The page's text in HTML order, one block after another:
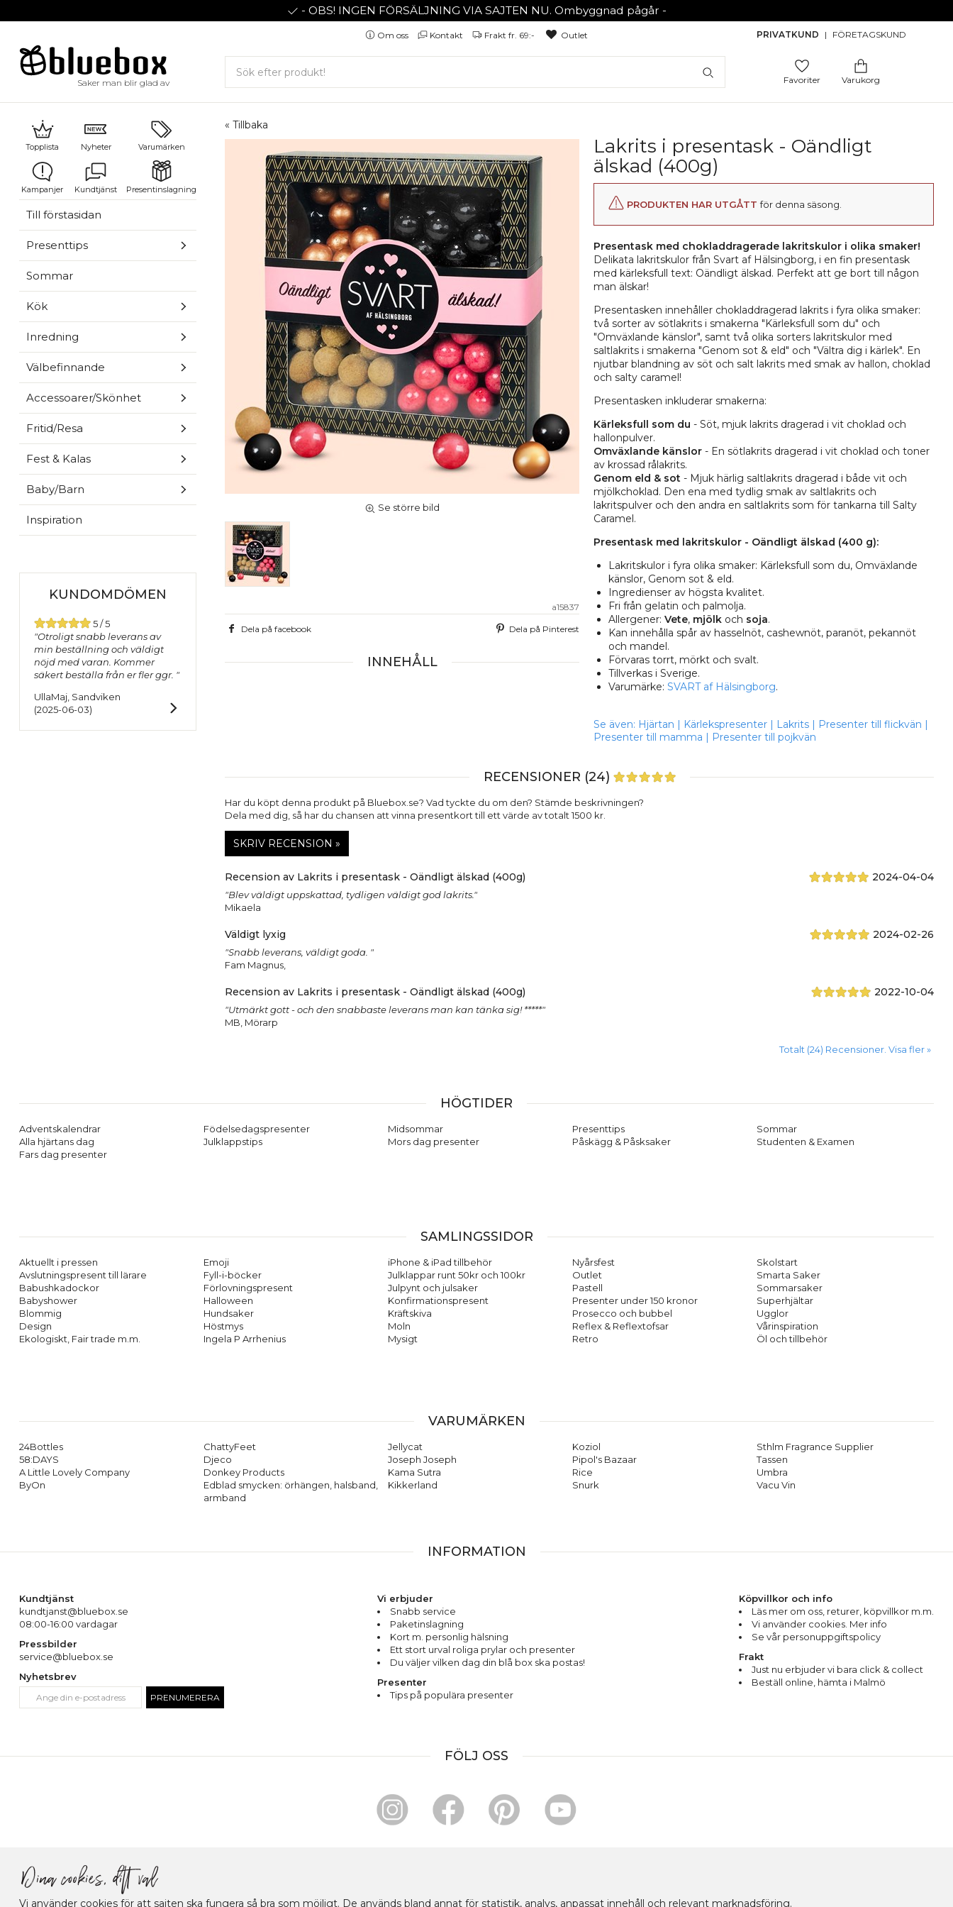
- OBS! INGEN FÖRSÄLJNING VIA SAJTEN NU. Ombyggnad pågår -
Om oss Kontakt Frakt fr. 69:- Outlet PRIVATKUND | FÖRETAGSKUND
Saker man blir glad av Favoriter Varukorg
Topplista Nyheter Varumärken
Kampanjer Kundtjänst Presentinslagning
Till förstasidan
Presenttips
Sommar
Kök
Inredning
Välbefinnande
Accessoarer/Skönhet
Fritid/Resa
Fest & Kalas
Baby/Barn
Inspiration
KUNDOMDÖMEN
5 / 5
"Otroligt snabb leverans av
min beställning och väldigt
nöjd med varan. Kommer
säkert beställa från er fler ggr. "
UllaMaj, Sandviken
(2025-06-03)
« Tillbaka
Se större bild
a15837
Dela på facebook Dela på Pinterest
INNEHÅLL
Lakrits i presentask - Oändligt
älskad (400g)
PRODUKTEN HAR UTGÅTTför denna säsong.
Presentask med chokladdragerade lakritskulor i olika smaker!
Delikata lakritskulor från Svart af Hälsingborg, i en fin presentask
med kärleksfull text: Oändligt älskad. Perfekt att ge bort till någon
man älskar!
Presentasken innehåller chokladdragerad lakrits i fyra olika smaker:
två sorter av sötlakrits i smakerna "Kärleksfull som du" och
"Omväxlande känslor", samt två olika sorters lakritskulor med
saltlakrits i smakerna "Genom sot & eld" och "Vältra dig i kärlek". En
njutbar blandning av söt och salt lakrits med smak av hallon, choklad
och salty caramel!
Presentasken inkluderar smakerna:
Kärleksfull som du - Söt, mjuk lakrits dragerad i vit choklad och
hallonpulver.
Omväxlande känslor - En sötlakrits dragerad i vit choklad och toner
av krossad rålakrits.
Genom eld & sot - Mjuk härlig saltlakrits dragerad i både vit och
mjölkchoklad. Den ena med tydlig smak av saltlakrits och
lakritspulver och den andra en saltlakrits som för tankarna till Salty
Caramel.
Presentask med lakritskulor - Oändligt älskad (400 g):
Lakritskulor i fyra olika smaker: Kärleksfull som du, Omväxlande
känslor, Genom sot & eld.
Ingredienser av högsta kvalitet.
Fri från gelatin och palmolja.
Allergener: Vete, mjölk och soja.
Kan innehålla spår av hasselnöt, cashewnöt, paranöt, pekannöt
och mandel.
Förvaras torrt, mörkt och svalt.
Tillverkas i Sverige.
Varumärke: SVART af Hälsingborg.
Se även: Hjärtan | Kärlekspresenter | Lakrits | Presenter till flickvän |
Presenter till mamma | Presenter till pojkvän
RECENSIONER (24)
Har du köpt denna produkt på Bluebox.se? Vad tyckte du om den? Stämde beskrivningen?
Dela med dig, så har du chansen att vinna presentkort till ett värde av totalt 1500 kr.
SKRIV RECENSION »
Recension av Lakrits i presentask - Oändligt älskad (400g) 2024-04-04
"Blev väldigt uppskattad, tydligen väldigt god lakrits."
Mikaela
Väldigt lyxig 2024-02-26
"Snabb leverans, väldigt goda. "
Fam Magnus,
Recension av Lakrits i presentask - Oändligt älskad (400g) 2022-10-04
"Utmärkt gott - och den snabbaste leverans man kan tänka sig! *****"
MB, Mörarp
Totalt (24) Recensioner. Visa fler »
Vi använder cookies för att sajten ska fungera så bra som möjligt. De används bland annat för statistik, analys, anpassat innehåll och relevant marknadsföring.
HÖGTIDER
Adventskalendrar
Alla hjärtans dag
Fars dag presenter
Födelsedagspresenter
Julklappstips
Midsommar
Mors dag presenter
Presenttips
Påskägg & Påsksaker
Sommar
Studenten & Examen
SAMLINGSSIDOR
Aktuellt i pressen
Avslutningspresent till lärare
Babushkadockor
Babyshower
Blommig
Design
Ekologiskt, Fair trade m.m.
Emoji
Fyll-i-böcker
Förlovningspresent
Halloween
Hundsaker
Höstmys
Ingela P Arrhenius
iPhone & iPad tillbehör
Julklappar runt 50kr och 100kr
Julpynt och julsaker
Konfirmationspresent
Kräftskiva
Moln
Mysigt
Nyårsfest
Outlet
Pastell
Presenter under 150 kronor
Prosecco och bubbel
Reflex & Reflextofsar
Retro
Skolstart
Smarta Saker
Sommarsaker
Superhjältar
Ugglor
Vårinspiration
Öl och tillbehör
VARUMÄRKEN
24Bottles
58:DAYS
A Little Lovely Company
ByOn
ChattyFeet
Djeco
Donkey Products
Edblad smycken: örhängen, halsband,
armband
Jellycat
Joseph Joseph
Kama Sutra
Kikkerland
Koziol
Pipol's Bazaar
Rice
Snurk
Sthlm Fragrance Supplier
Tassen
Umbra
Vacu Vin
INFORMATION
Kundtjänst
kundtjanst@bluebox.se
08:00-16:00 vardagar
Pressbilder
service@bluebox.se
Nyhetsbrev
PRENUMERERA
Vi erbjuder
Snabb service
Paketinslagning
Kort m. personlig hälsning
Ett stort urval roliga prylar och presenter
Du väljer vilken dag din blå box ska postas!
Presenter
Tips på populära presenter
Köpvillkor och info
Läs mer om oss returer köpvillkor m.m.
Vi använder cookies. Mer info
Se vår personuppgiftspolicy
Frakt
Just nu erbjuder vi bara click & collect
Beställ online, hämta i Malmö
FÖLJ OSS